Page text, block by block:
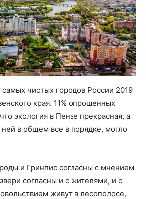
чистых городов России 2019
края. 11% опрошенных
экология в Пензе прекрасная, а
ней в общем все в порядке, могло
и Гринпис согласны с мнением
согласны и с жителями, и с
живут в лесополосе,